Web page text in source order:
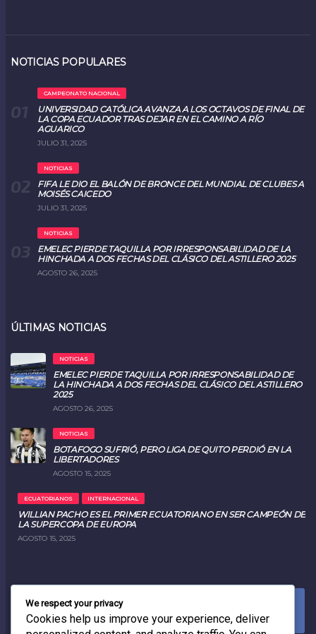
NOTICIAS POPULARES
CAMPEONATO NACIONAL
UNIVERSIDAD CATÓLICA AVANZA A LOS OCTAVOS DE FINAL DE
LA COPA ECUADOR TRAS DEJAR EN EL CAMINO A RÍO
AGUARICO
JULIO 31, 2025
NOTICIAS
FIFA LE DIO EL BALÓN DE BRONCE DEL MUNDIAL DE CLUBES A
MOISÉS CAICEDO
JULIO 31, 2025
NOTICIAS
EMELEC PIERDE TAQUILLA POR IRRESPONSABILIDAD DE LA
HINCHADA A DOS FECHAS DEL CLÁSICO DEL ASTILLERO 2025
AGOSTO 26, 2025
ÚLTIMAS NOTICIAS
NOTICIAS
EMELEC PIERDE TAQUILLA POR IRRESPONSABILIDAD DE
LA HINCHADA A DOS FECHAS DEL CLÁSICO DEL ASTILLERO
2025
AGOSTO 26, 2025
NOTICIAS
BOTAFOGO SUFRIÓ, PERO LIGA DE QUITO PERDIÓ EN LA
LIBERTADORES
AGOSTO 15, 2025
ECUATORIANOS INTERNACIONAL
WILLIAN PACHO ES EL PRIMER ECUATORIANO EN SER CAMPEÓN DE
LA SUPERCOPA DE EUROPA
AGOSTO 15, 2025
FACEBOOK
0LIKES
We respect your privacy
Cookies help us improve your experience, deliver